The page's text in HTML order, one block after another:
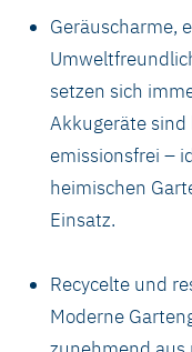
Geräuscharme,
setzen sich
Akkugeräte
emissionsfrei –
heimischen
Einsatz.
Recycelte und
Moderne